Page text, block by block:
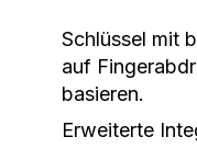
Schlüssel mit
auf
basieren.
Erweiterte